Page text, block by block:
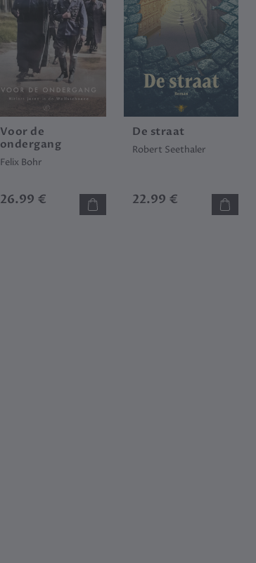
Voor de
ondergang
Felix Bohr
26.99 €
De straat
Robert Seethaler
22.99 €